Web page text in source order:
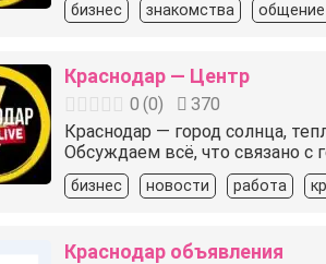
бизнес знакомства общение
Краснодар — Центр
0 (0)
370
Краснодар — город солнца,
Обсуждаем всё, что связано с
бизнес новости работа
Краснодар объявления